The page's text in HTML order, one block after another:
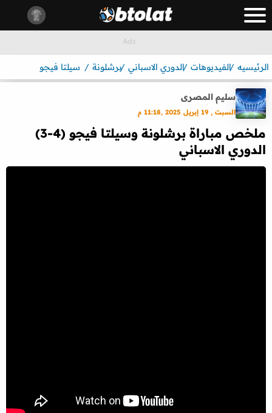
الرئيسيه الفيديوهات الدوري الاسباني برشلونة سيلتا فيجو
سليم المصرى
السبت , 19 إبريل 2025 ,11:18 م
ملخص مباراة برشلونة وسيلتا فيجو (4-3)
الدوري الاسباني